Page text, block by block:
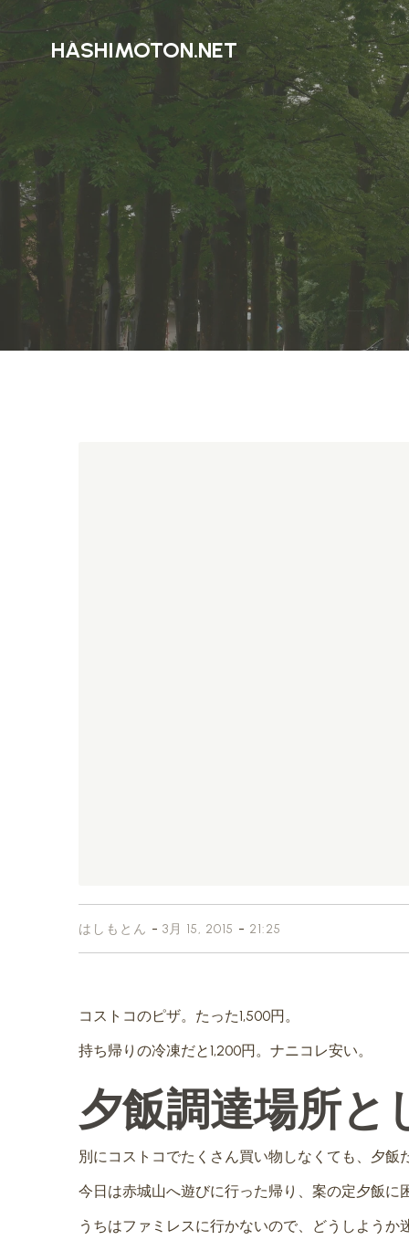
HASHIMOTON.NET
はしもとん - 3月 15, 2015 - 21:25
コストコのピザ。たった1,500円。
持ち帰りの冷凍だと1,200円。ナニコレ安い。
夕飯調達場所と
別にコストコでたくさん買い物しなくても、夕飯
今日は赤城山へ遊びに行った帰り、案の定夕飯に
うちはファミレスに行かないので、どうしようか